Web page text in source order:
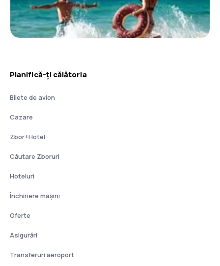
Planifică-ți călătoria
Bilete de avion
Cazare
Zbor+Hotel
Căutare Zboruri
Hoteluri
Închiriere mașini
Oferte
Asigurări
Transferuri aeroport